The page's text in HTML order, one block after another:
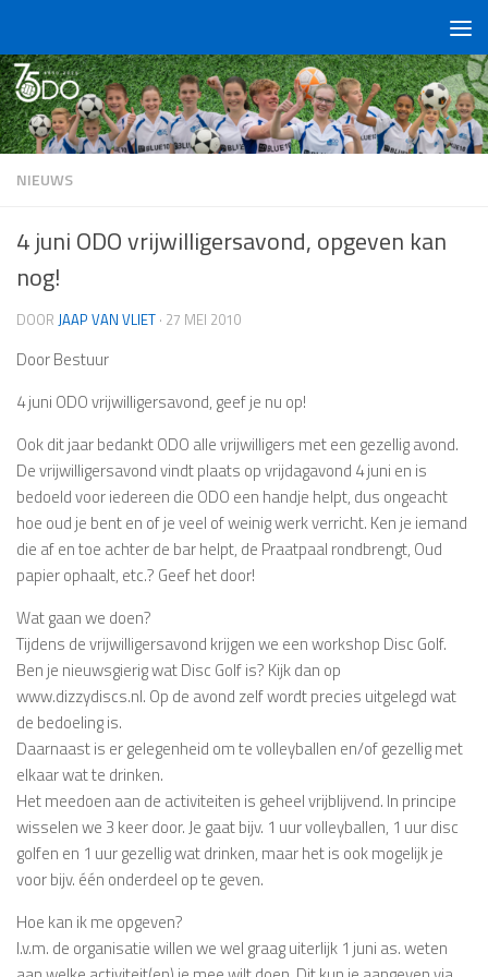
NIEUWS
4 juni ODO vrijwilligersavond, opgeven kan
nog!
DOOR JAAP VAN VLIET · 27 MEI 2010
Door Bestuur
4 juni ODO vrijwilligersavond, geef je nu op!
Ook dit jaar bedankt ODO alle vrijwilligers met een gezellig avond.
De vrijwilligersavond vindt plaats op vrijdagavond 4 juni en is
bedoeld voor iedereen die ODO een handje helpt, dus ongeacht
hoe oud je bent en of je veel of weinig werk verricht. Ken je iemand
die af en toe achter de bar helpt, de Praatpaal rondbrengt, Oud
papier ophaalt, etc.? Geef het door!
Wat gaan we doen?
Tijdens de vrijwilligersavond krijgen we een workshop Disc Golf.
Ben je nieuwsgierig wat Disc Golf is? Kijk dan op
www.dizzydiscs.nl. Op de avond zelf wordt precies uitgelegd wat
de bedoeling is.
Daarnaast is er gelegenheid om te volleyballen en/of gezellig met
elkaar wat te drinken.
Het meedoen aan de activiteiten is geheel vrijblijvend. In principe
wisselen we 3 keer door. Je gaat bijv. 1 uur volleyballen, 1 uur disc
golfen en 1 uur gezellig wat drinken, maar het is ook mogelijk je
voor bijv. één onderdeel op te geven.
Hoe kan ik me opgeven?
I.v.m. de organisatie willen we wel graag uiterlijk 1 juni as. weten